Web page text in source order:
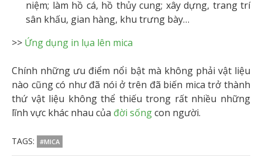
niệm; làm hồ cá, hồ thủy cung; xây dựng, trang trí
sân khấu, gian hàng, khu trưng bày…
>> Ứng dụng in lụa lên mica
Chính những ưu điểm nổi bật mà không phải vật liệu
nào cũng có như đã nói ở trên đã biến mica trở thành
thứ vật liệu không thể thiếu trong rất nhiều những
lĩnh vực khác nhau của đời sốngcon người.
TAGS: #MICA